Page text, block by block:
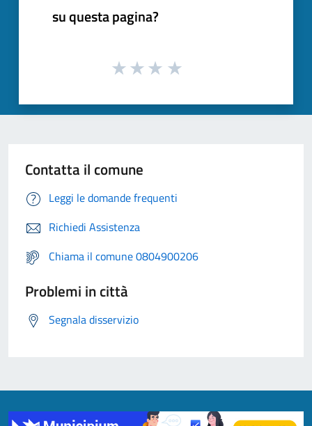
su questa pagina?
Contatta il comune
Leggi le domande frequenti
Richiedi Assistenza
Chiama il comune 0804900206
Problemi in città
Segnala disservizio